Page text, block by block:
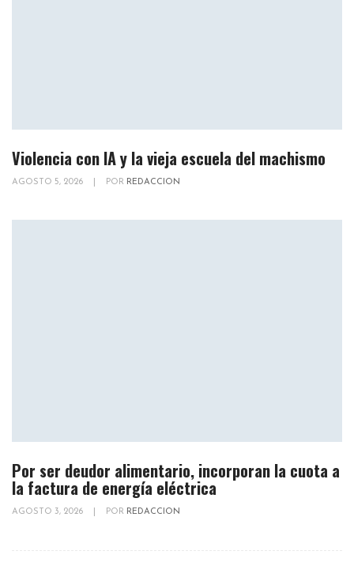
Violencia con IA y la vieja escuela del machismo
AGOSTO 5, 2026 POR REDACCION
Por ser deudor alimentario, incorporan la cuota a
la factura de energía eléctrica
AGOSTO 3, 2026 POR REDACCION